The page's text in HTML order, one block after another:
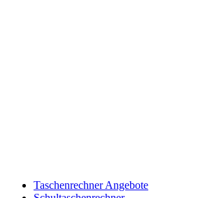
Taschenrechner Angebote